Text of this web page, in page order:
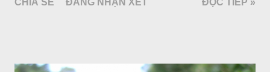
Araceae. Còn cây vạn niên thanh giới thiệu ở đây thuộc họ